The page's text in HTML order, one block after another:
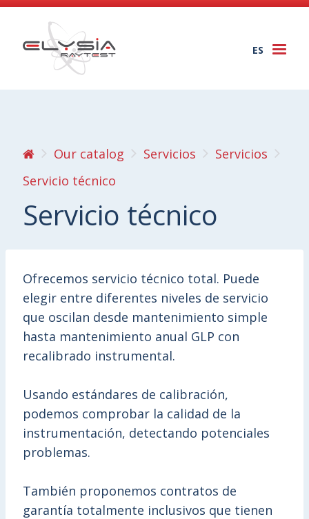
ES
Our catalog Servicios
Servicios
Servicio técnico
Servicio técnico
Ofrecemos servicio técnico total. Puede
elegir entre diferentes niveles de servicio
que oscilan desde mantenimiento simple
hasta mantenimiento anual GLP con
recalibrado instrumental.
Usando estándares de calibración,
podemos comprobar la calidad de la
instrumentación, detectando potenciales
problemas.
También proponemos contratos de
garantía totalmente inclusivos que tienen